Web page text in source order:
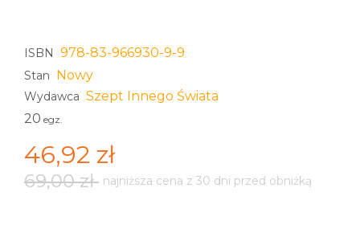
ISBN 978-83-966930-9-9
Stan Nowy
Wydawca Szept Innego Świata
20 egz.
46,92 zł
69,00 zł najniższa cena z 30 dni przed obniżką